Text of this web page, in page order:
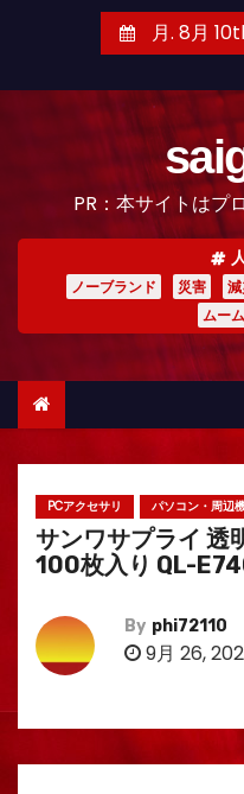
月. 8月
PR：本サイトはプ
ノーブランド 災害
ムー
PCアクセサリ パソコン・周辺
サンワサプライ 透
100枚入り QL-
By phi72110
9月 26,